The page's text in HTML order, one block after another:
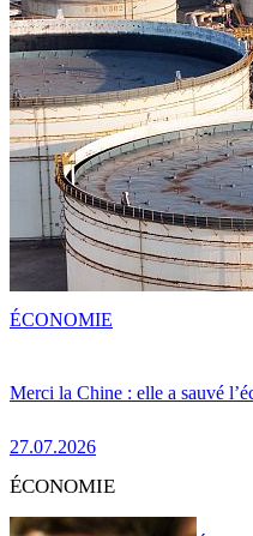
Merci la Chine : elle a sauvé
27.07.2026
ÉCONOMIE
ÉCONOMIE